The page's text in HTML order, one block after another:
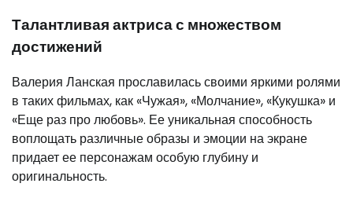
Талантливая актриса с множеством
достижений
Валерия Ланская прославилась своими яркими ролями
в таких фильмах, как «Чужая», «Молчание», «Кукушка» и
«Еще раз про любовь». Ее уникальная способность
воплощать различные образы и эмоции на экране
придает ее персонажам особую глубину и
оригинальность.